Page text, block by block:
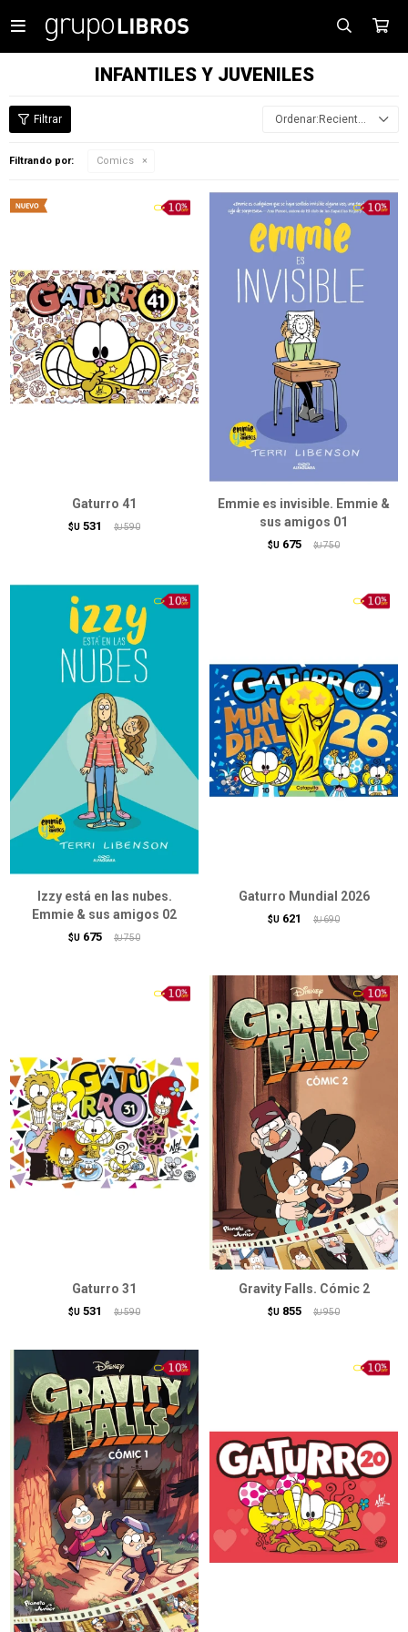

INFANTILES Y JUVENILES
Recientes
Filtrando por: Comics
Gaturro 41
$U 531 $U 590
Emmie es invisible. Emmie &
sus amigos 01
$U 675 $U 750
Izzy está en las nubes.
Emmie & sus amigos 02
$U 675 $U 750
Gaturro Mundial 2026
$U 621 $U 690
Gaturro 31
$U 531 $U 590
Gravity Falls. Cómic 2
$U 855 $U 950